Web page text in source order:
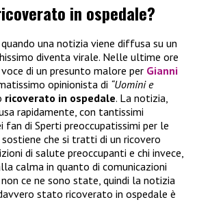
in ospedale?
una notizia viene diffusa su un
diventa virale. Nelle ultime ore
di un presunto malore per Gianni
opinionista di “Uomini e
ricoverato in ospedale. La notizia,
rapidamente, con tantissimi
fan di Sperti preoccupatissimi per le
sostiene che si tratti di un ricovero
di salute preoccupanti e chi invece,
calma in quanto di comunicazioni
ce ne sono state, quindi la notizia
stato ricoverato in ospedale è